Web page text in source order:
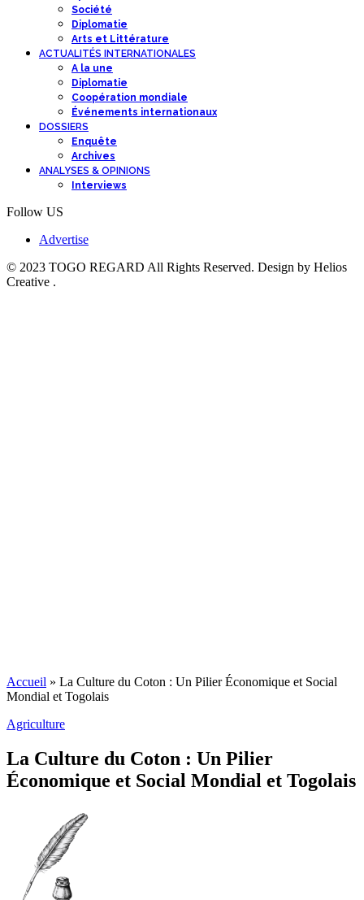
Société
Diplomatie
Arts et Littérature
ACTUALITÉS INTERNATIONALES
A la une
Diplomatie
Coopération mondiale
Événements internationaux
DOSSIERS
Enquête
Archives
ANALYSES & OPINIONS
Interviews
Follow US
Advertise
© 2023 TOGO REGARD All Rights Reserved. Design by Helios
Creative .
Accueil » La Culture du Coton : Un Pilier Économique et Social
Mondial et Togolais
Agriculture
La Culture du Coton : Un Pilier
Économique et Social Mondial et Togolais